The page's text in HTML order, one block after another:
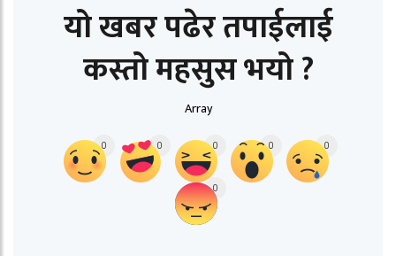
यो खबर पढेर तपाईलाई
कस्तो महसुस भयो ?
Array
0 0 0 0 0
0